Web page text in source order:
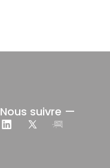
Nous suivre —